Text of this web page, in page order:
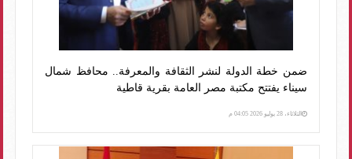
ضمن خطة الدولة لنشر الثقافة والمعرفة.. محافظ شمال
سيناء يفتتح مكتبة مصر العامة بقرية قاطية
الثلاثاء، 28 يوليو 2026 04:05 م